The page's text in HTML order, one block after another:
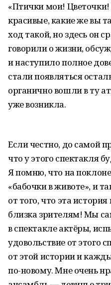
«Птички мои!
красивые, какие же вы
ход такой, но здесь он
говорили о жизни,
и наступило полное
стали появляться
органично во­шли в ту
уже возникла.
Если честно, до самой
что у этого спектакля
Я помню, что на
«бабочки в животе», и
от того, что эта
близка зрителям! Мы
в спектакле актёры,
удовольствие от этого
от этой истории и
по-новому. Мне очень